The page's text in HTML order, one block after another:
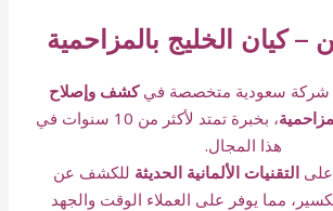
كيان الخليج بالمزاحمية
سعودية متخصصة فيكشف وإصلاح
، بخبرة تمتد لأكثر من 10 سنوات في
هذا المجال.
على التقنيات الألمانية الحديثة للكشف عن
مما يوفر على العملاء الوقت والجهد